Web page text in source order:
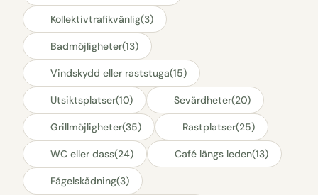
Kollektivtrafikvänlig(3)
Badmöjligheter(13)
Vindskydd eller raststuga(15)
Utsiktsplatser(10) Sevärdheter(20)
Grillmöjligheter(35) Rastplatser(25)
WC eller dass(24) Café längs leden(13)
Fågelskådning(3)